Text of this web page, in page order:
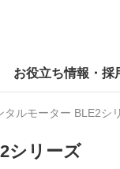
お役立ち情報・採
タルモーター BLE2シ
シリーズ